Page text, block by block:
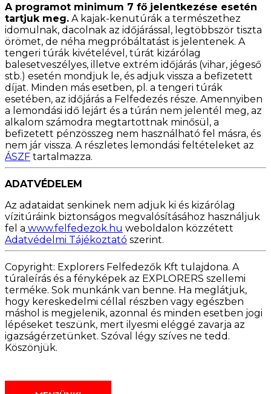
A programot minimum 7 fő jelentkezése esetén
tartjuk meg. A kajak-kenutúrák a természethez
idomulnak, dacolnak az időjárással, legtöbbször tiszta
örömet, de néha megpróbáltatást is jelentenek. A
tengeri túrák kivételével, túrát kizárólag
balesetveszélyes, illetve extrém időjárás (vihar, jégeső
stb.) esetén mondjuk le, és adjuk vissza a befizetett
díjat. Minden más esetben, pl. a tengeri túrák
esetében, az időjárás a Felfedezés része. Amennyiben
a lemondási idő lejárt és a túrán nem jelentél meg, az
alkalom számodra megtartottnak minősül, a
befizetett pénzösszeg nem használható fel másra, és
nem jár vissza. A részletes lemondási feltételeket az
ÁSZF tartalmazza.
ADATVÉDELEM
Az adataidat senkinek nem adjuk ki és kizárólag
vízitúráink biztonságos megvalósításához használjuk
fel a www.felfedezok.hu weboldalon közzétett
Adatvédelmi Tájékoztató szerint.
Copyright: Explorers Felfedezők Kft tulajdona. A
túraleírás és a fényképek az EXPLORERS szellemi
terméke. Sok munkánk van benne. Ha meglátjuk,
hogy kereskedelmi céllal részben vagy egészben
máshol is megjelenik, azonnal és minden esetben jogi
lépéseket teszünk, mert ilyesmi eléggé zavarja az
igazságérzetünket. Szóval légy szíves ne tedd.
Köszönjük.